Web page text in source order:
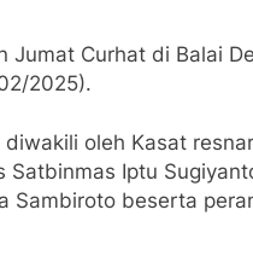
Jumat Curhat di Balai
2025).
oleh Kasat
Satbinmas Iptu
Sambiroto beserta